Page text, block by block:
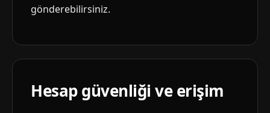
gönderebilirsiniz.
Hesap güvenliği ve erişim